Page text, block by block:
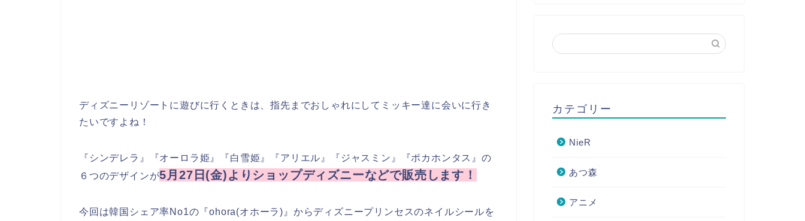
ディズニーリゾートに遊びに行くときは、指先までおしゃれにしてミッキー達に会いに行き
たいですよね！
『シンデレラ』『オーロラ姫』『白雪姫』『アリエル』『ジャスミン』『ポカホンタス』の
６つのデザインが5月27日(金)よりショップディズニーなどで販売します！
今回は韓国シェア率No1の『ohora(オホーラ)』からディズニープリンセスのネイルシールを
カテゴリー
NieR
あつ森
アニメ